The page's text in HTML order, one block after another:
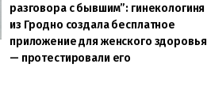
разговора с бывшим”: гинекологиня
из Гродно создала бесплатное
приложение для женского здоровья
— протестировали его